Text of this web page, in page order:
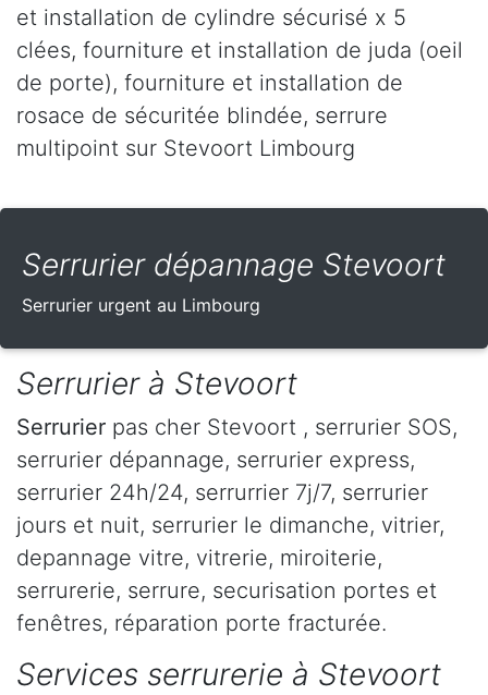
et installation de cylindre sécurisé x 5
clées, fourniture et installation de juda (oeil
de porte), fourniture et installation de
rosace de sécuritée blindée, serrure
multipoint sur Stevoort Limbourg
Serrurier dépannage Stevoort
Serrurier urgent au Limbourg
Serrurier à Stevoort
Serrurier pas cher Stevoort , serrurier SOS,
serrurier dépannage, serrurier express,
serrurier 24h/24, serrurrier 7j/7, serrurier
jours et nuit, serrurier le dimanche, vitrier,
depannage vitre, vitrerie, miroiterie,
serrurerie, serrure, securisation portes et
fenêtres, réparation porte fracturée.
Services serrurerie à Stevoort